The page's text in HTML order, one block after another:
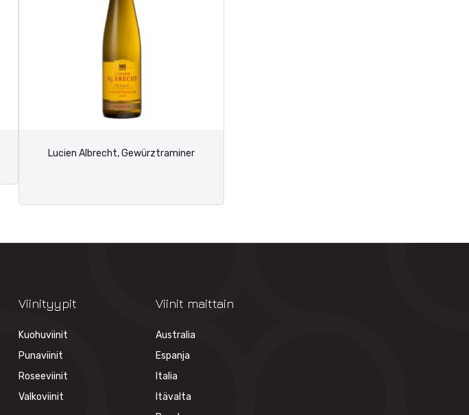
Lucien Albrecht, Gewürztraminer
Viinityypit
Kuohuviinit
Punaviinit
Roseeviinit
Valkoviinit
Viinit maittain
Australia
Espanja
Italia
Itävalta